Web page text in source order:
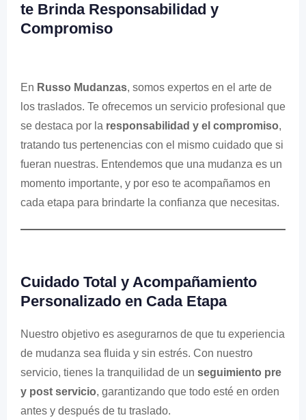
te Brinda Responsabilidad y
Compromiso
En Russo Mudanzas, somos expertos en el arte de
los traslados. Te ofrecemos un servicio profesional que
se destaca por la responsabilidad y el compromiso,
tratando tus pertenencias con el mismo cuidado que si
fueran nuestras. Entendemos que una mudanza es un
momento importante, y por eso te acompañamos en
cada etapa para brindarte la confianza que necesitas.
Cuidado Total y Acompañamiento
Personalizado en Cada Etapa
Nuestro objetivo es asegurarnos de que tu experiencia
de mudanza sea fluida y sin estrés. Con nuestro
servicio, tienes la tranquilidad de un seguimiento pre
y post servicio, garantizando que todo esté en orden
antes y después de tu traslado.